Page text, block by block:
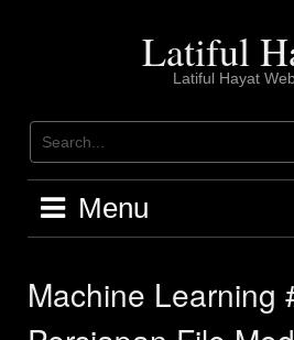
Latiful
Latiful Hayat
Menu
Machine Learning